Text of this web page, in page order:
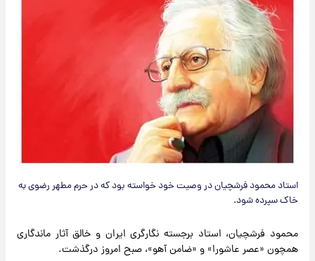
استاد محمود فرشچیان در وصیت خود خواسته بود که در حرم مطهر رضوی به
خاک سپرده شود.
محمود فرشچیان، استاد برجسته نگارگری ایران و خالق آثار ماندگاری
همچون «عصر عاشورا» و «ضامن آهو»، صبح امروز درگذشت.